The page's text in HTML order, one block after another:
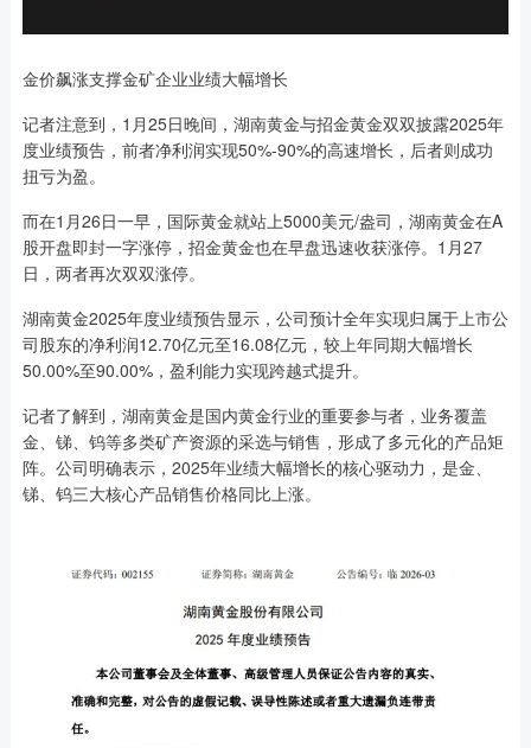
金价飙涨支撑金矿企业业绩大幅增长
记者注意到，1月25日晚间，湖南黄金与招金黄金双双披露2025年
度业绩预告，前者净利润实现50%-90%的高速增长，后者则成功
扭亏为盈。
而在1月26日一早，国际黄金就站上5000美元/盎司，湖南黄金在A
股开盘即封一字涨停，招金黄金也在早盘迅速收获涨停。1月27
日，两者再次双双涨停。
湖南黄金2025年度业绩预告显示，公司预计全年实现归属于上市公
司股东的净利润12.70亿元至16.08亿元，较上年同期大幅增长
50.00%至90.00%，盈利能力实现跨越式提升。
记者了解到，湖南黄金是国内黄金行业的重要参与者，业务覆盖
金、锑、钨等多类矿产资源的采选与销售，形成了多元化的产品矩
阵。公司明确表示，2025年业绩大幅增长的核心驱动力，是金、
锑、钨三大核心产品销售价格同比上涨。